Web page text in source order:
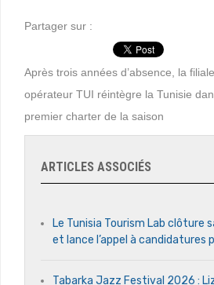
Partager sur :
Après trois années d’absence, la
opérateur TUI réintègre la Tunisie
premier charter de la saison
ARTICLES ASSOCIÉS
Le Tunisia Tourism Lab clôture
et lance l’appel à candidatures
Tabarka Jazz Festival 2026 :